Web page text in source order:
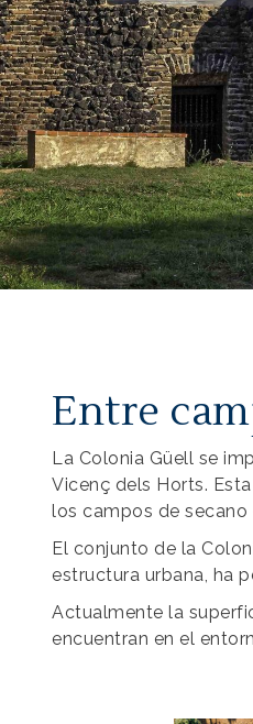
Entre
La Colonia Güell se
Vicenç dels Horts.
los campos de
El conjunto de la
estructura urbana, ha
Actualmente la
encuentran en el